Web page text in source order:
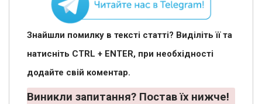
Знайшли помилку в тексті статті? Виділіть її та
натисніть CTRL + ENTER, при необхідності
додайте свій коментар.
Виникли запитання? Постав їх нижче!